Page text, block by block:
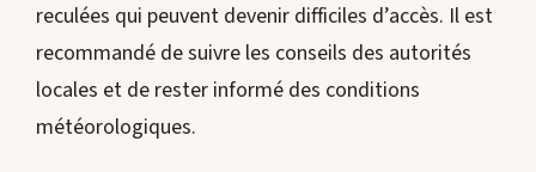
reculées qui peuvent devenir difficiles d’accès. Il est
recommandé de suivre les conseils des autorités
locales et de rester informé des conditions
météorologiques.